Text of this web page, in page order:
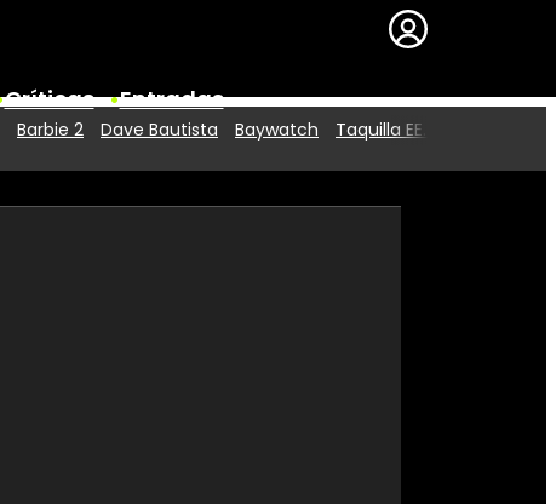
Críticas Entradas
Premios
Barbie 2 Dave Bautista Baywatch Taquilla EE.UU.